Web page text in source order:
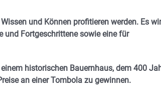
und Können profitieren werden. Es
und Fortgeschrittene sowie eine für
historischen Bauernhaus, dem 400
an einer Tombola zu gewinnen.